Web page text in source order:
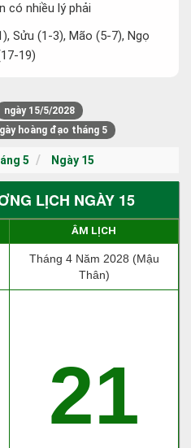
có nhiều lý phải
Sửu (1-3), Mão (5-7), Ngọ
19)
ngày 15/5/2028
hoàng đạo tháng 5
5 Ngày 15
LỊCH NGÀY 15
ÂM LỊCH
Tháng 4 Năm 2028 (Mậu
Thân)
21